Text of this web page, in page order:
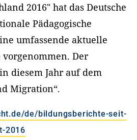
2016" hat das Deutsche
Pädagogische
umfassende aktuelle
Der
diesem Jahr auf dem
Migration“.
de/bildungsberichte-seit-
2016